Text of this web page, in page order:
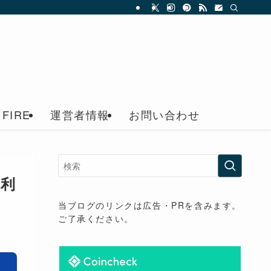
FIRE 運営者情報 お問い合わせ
当ブログのリンクは広告・PRを含みます。
ご了承ください。